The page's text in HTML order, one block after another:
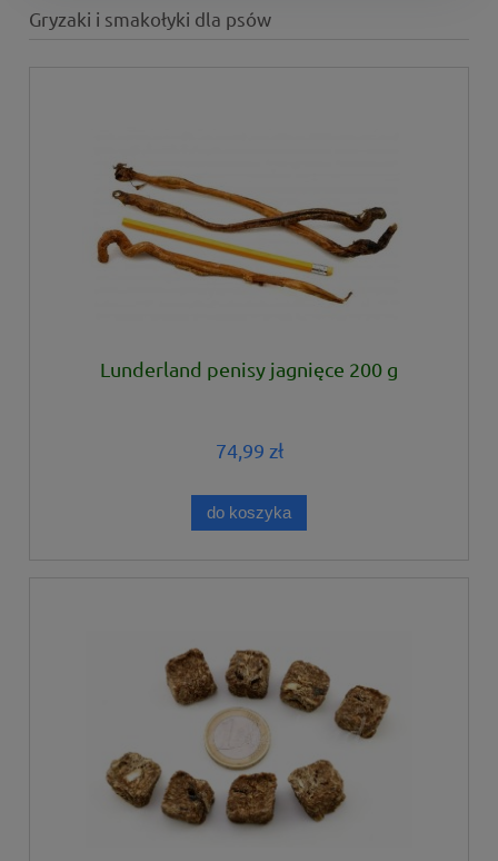
Gryzaki i smakołyki dla psów
Lunderland penisy jagnięce 200 g
74,99 zł
do koszyka